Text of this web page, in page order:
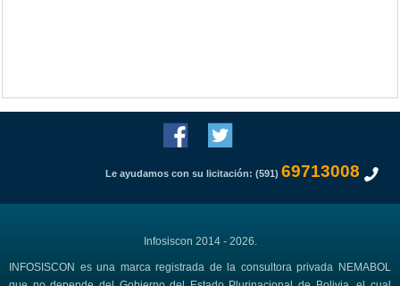
Le ayudamos con su licitación: (591) 69713008
Infosiscon 2014 - 2026.
INFOSISCON es una marca registrada de la consultora privada NEMABOL